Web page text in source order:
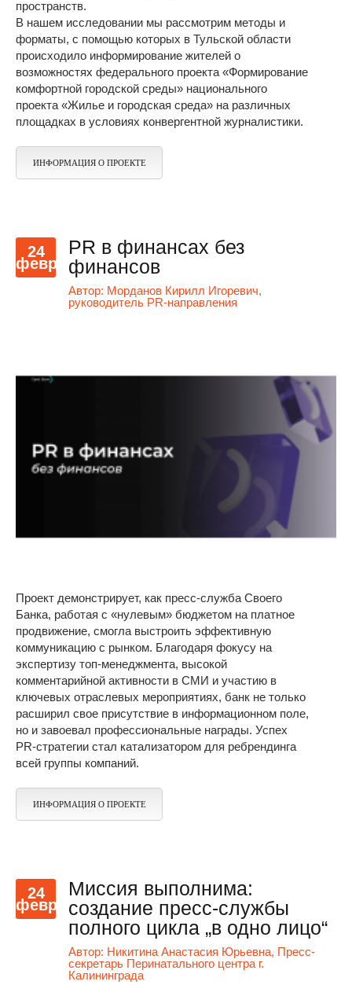
пространств.
В нашем исследовании мы рассмотрим методы и
форматы, с помощью которых в Тульской области
происходило информирование жителей о
возможностях федерального проекта «Формирование
комфортной городской среды» национального
проекта «Жилье и городская среда» на различных
площадках в условиях конвергентной журналистики.
ИНФОРМАЦИЯ О ПРОЕКТЕ
24
февр
PR в финансах без
финансов
Автор: Морданов Кирилл Игоревич,
руководитель PR-направления
Проект демонстрирует, как пресс-служба Своего
Банка, работая с «нулевым» бюджетом на платное
продвижение, смогла выстроить эффективную
коммуникацию с рынком. Благодаря фокусу на
экспертизу топ-менеджмента, высокой
комментарийной активности в СМИ и участию в
ключевых отраслевых мероприятиях, банк не только
расширил свое присутствие в информационном поле,
но и завоевал профессиональные награды. Успех
PR-стратегии стал катализатором для ребрендинга
всей группы компаний.
ИНФОРМАЦИЯ О ПРОЕКТЕ
24
февр
Миссия выполнима:
создание пресс-службы
полного цикла „в одно лицо“
Автор: Никитина Анастасия Юрьевна, Пресс-
секретарь Перинатального центра г.
Калининграда